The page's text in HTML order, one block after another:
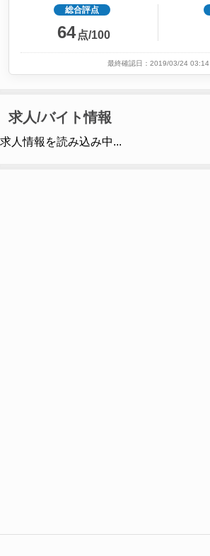
総合評点
64 点/100
最終確認日：2019/03/24 03:14
求人/バイト情報
求人情報を読み込み中...